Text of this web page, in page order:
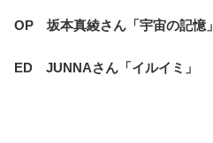
OP 坂本真綾さん「宇宙の記憶」
ED JUNNAさん「イルイミ」